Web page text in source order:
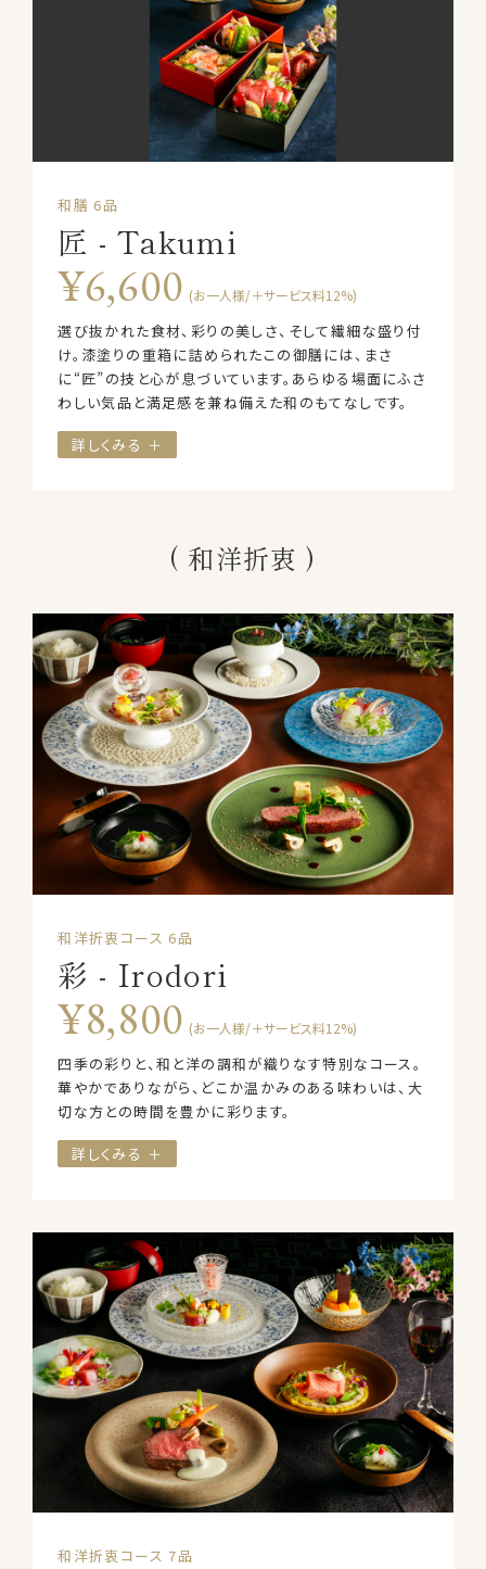
和膳 6品
匠 - Takumi
¥6,600 (お一人様/＋サービス料12%)
選び抜かれた食材、彩りの美しさ、そして繊細な盛り付
け。漆塗りの重箱に詰められたこの御膳には、まさ
に“匠”の技と心が息づいています。あらゆる場面にふさ
わしい気品と満足感を兼ね備えた和のもてなしです。
詳しくみる ＋
和洋折衷
和洋折衷コース 6品
彩 - Irodori
¥8,800 (お一人様/＋サービス料12%)
四季の彩りと、和と洋の調和が織りなす特別なコース。
華やかでありながら、どこか温かみのある味わいは、大
切な方との時間を豊かに彩ります。
詳しくみる ＋
和洋折衷コース 7品